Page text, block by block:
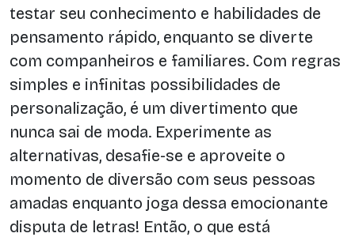
testar seu conhecimento e habilidades de
pensamento rápido, enquanto se diverte
com companheiros e familiares. Com regras
simples e infinitas possibilidades de
personalização, é um divertimento que
nunca sai de moda. Experimente as
alternativas, desafie-se e aproveite o
momento de diversão com seus pessoas
amadas enquanto joga dessa emocionante
disputa de letras! Então, o que está